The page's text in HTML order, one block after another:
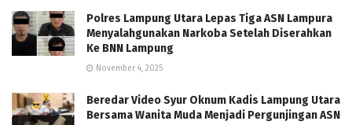
Polres Lampung Utara Lepas Tiga ASN Lampura
Menyalahgunakan Narkoba Setelah Diserahkan
Ke BNN Lampung
November 4, 2025
Beredar Video Syur Oknum Kadis Lampung Utara
Bersama Wanita Muda Menjadi Pergunjingan ASN